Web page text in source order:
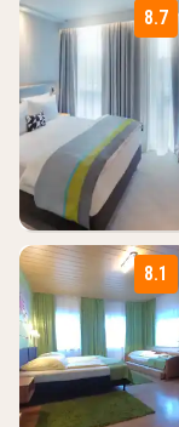
8.7
8.1